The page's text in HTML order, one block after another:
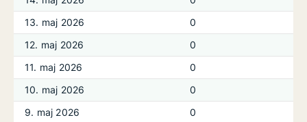
13. maj 2026
0
12. maj 2026
0
11. maj 2026
0
10. maj 2026
0
9. maj 2026
0